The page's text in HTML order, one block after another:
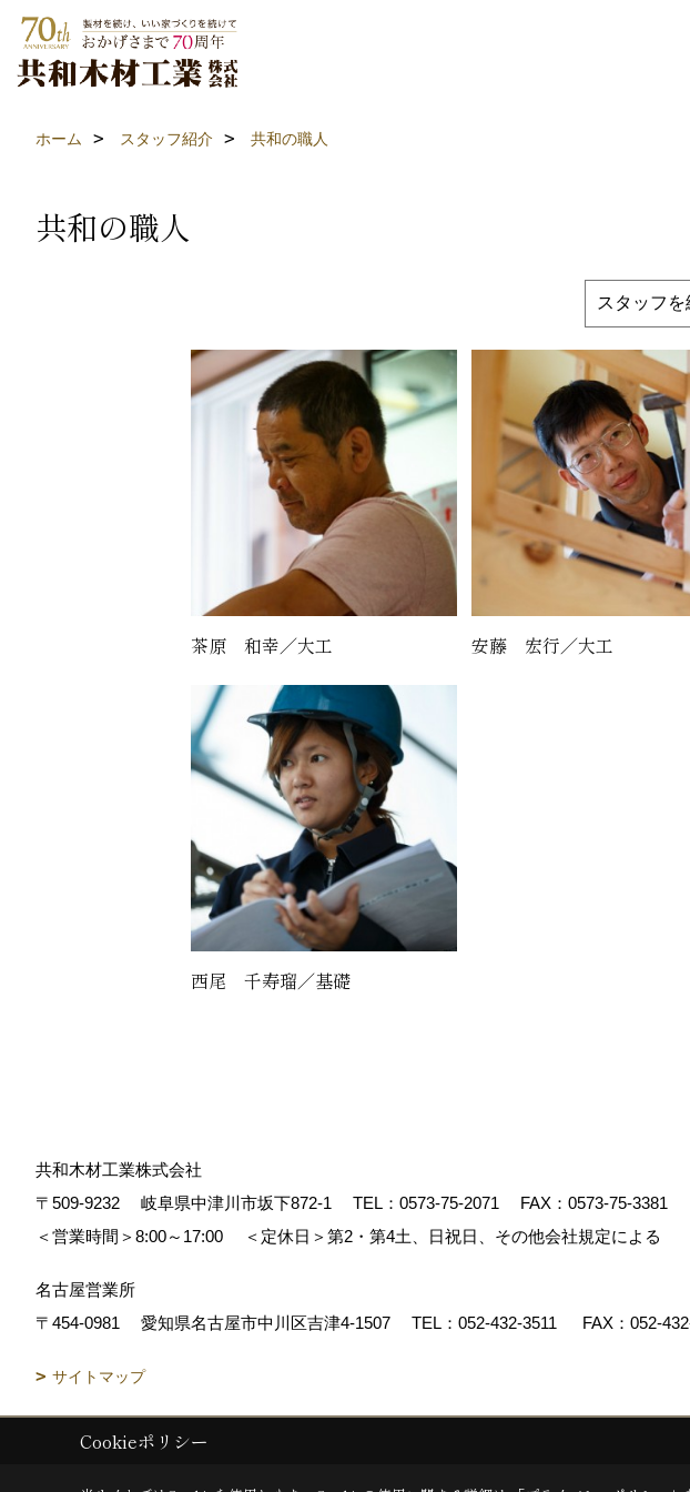
ホーム スタッフ紹介 共和の職人
共和の職人
茶原 和幸／大工 安藤 宏行／大工
西尾 千寿瑠／基礎
共和木材工業株式会社
〒509-9232
岐阜県中津川市坂下872‐1 TEL： 0573-75-2071
FAX：0573-75-3381
＜営業時間＞8:00～17:00
＜定休日＞第2・第4土、日祝日、その他会社規定による
名古屋営業所
〒454-0981
愛知県名古屋市中川区吉津4-1507 TEL： 052-432-3511 FAX：052-
サイトマップ
Copyright (c) 共和木材工業株式会社. All Rights Reserved.
Cookieポリシー